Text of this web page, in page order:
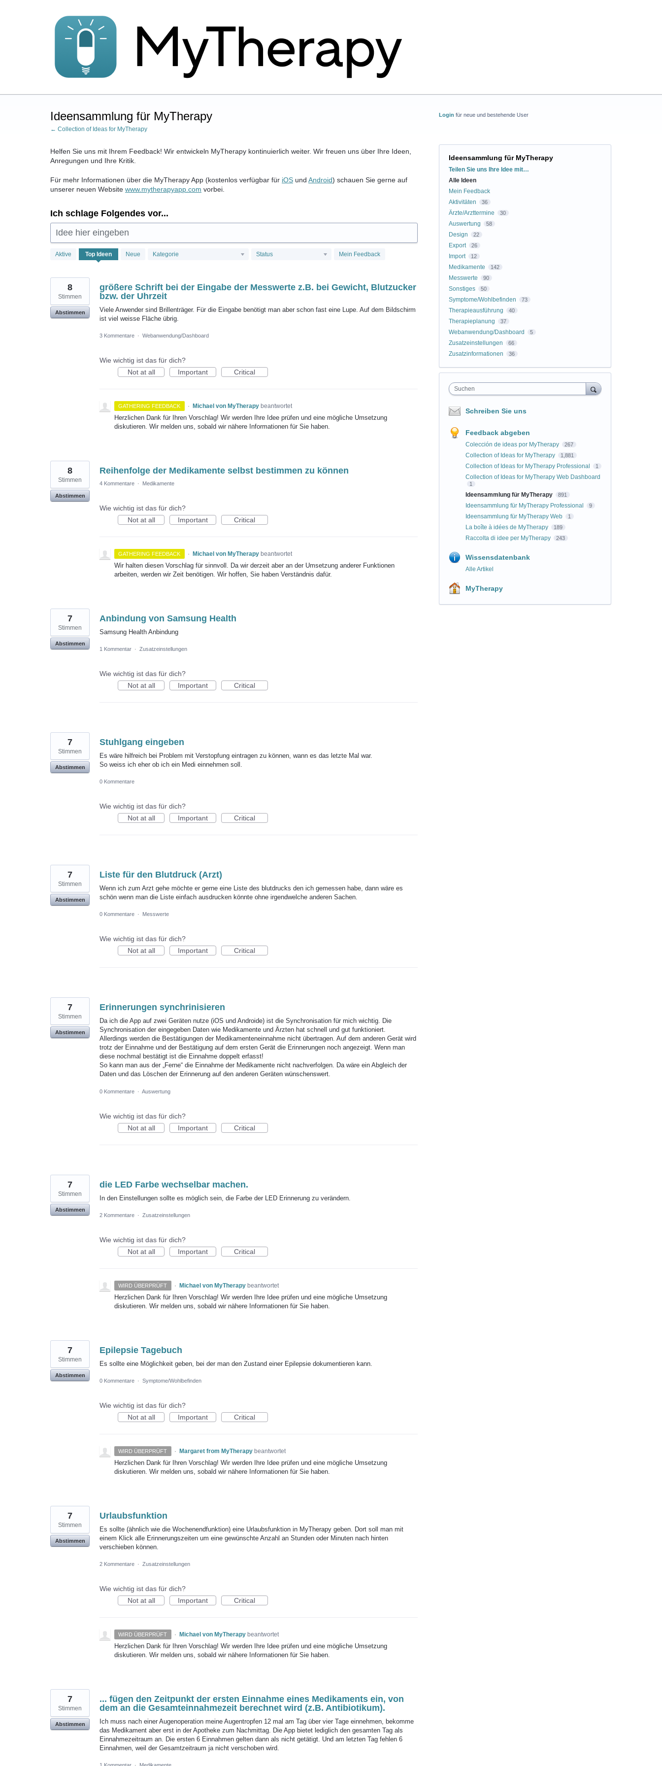
Ideensammlung für MyTherapy
← Collection of Ideas for MyTherapy
Helfen Sie uns mit Ihrem Feedback! Wir entwickeln MyTherapy kontinuierlich weiter. Wir freuen uns über Ihre Ideen,
Anregungen und Ihre Kritik.
Für mehr Informationen über die MyTherapy App (kostenlos verfügbar für iOS und Android) schauen Sie gerne auf
unserer neuen Website www.mytherapyapp.com vorbei.
Ich schlage Folgendes vor...
Idee hier eingeben
Aktive Top Ideen Neue Kategorie Status Mein Feedback
892
gefundene
größere Schrift bei der Eingabe der Messwerte z.B. bei Gewicht, Blutzucker
bzw. der Uhrzeit
Viele Anwender sind Brillenträger. Für die Eingabe benötigt man aber schon fast eine Lupe. Auf dem Bildschirm
ist viel weisse Fläche übrig.
8
Stimmen
Abstimmen
3 Kommentare · Webanwendung/Dashboard
Wie wichtig ist das für dich?
Not at all
Important Critical
GATHERING FEEDBACK · Michael von MyTherapy beantwortet
Herzlichen Dank für Ihren Vorschlag! Wir werden Ihre Idee prüfen und eine mögliche Umsetzung
diskutieren. Wir melden uns, sobald wir nähere Informationen für Sie haben.
Reihenfolge der Medikamente selbst bestimmen zu können
8
Stimmen
Abstimmen
4 Kommentare · Medikamente
Wie wichtig ist das für dich?
Not at all
Important Critical
GATHERING FEEDBACK · Michael von MyTherapy beantwortet
Wir halten diesen Vorschlag für sinnvoll. Da wir derzeit aber an der Umsetzung anderer Funktionen
arbeiten, werden wir Zeit benötigen. Wir hoffen, Sie haben Verständnis dafür.
Anbindung von Samsung Health
Samsung Health Anbindung
7
Stimmen
Abstimmen
1 Kommentar · Zusatzeinstellungen
Wie wichtig ist das für dich?
Not at all
Important Critical
Stuhlgang eingeben
Es wäre hilfreich bei Problem mit Verstopfung eintragen zu können, wann es das letzte Mal war.
So weiss ich eher ob ich ein Medi einnehmen soll.
7
Stimmen
Abstimmen
0 Kommentare
Wie wichtig ist das für dich?
Not at all
Important Critical
Liste für den Blutdruck (Arzt)
Wenn ich zum Arzt gehe möchte er gerne eine Liste des blutdrucks den ich gemessen habe, dann wäre es
schön wenn man die Liste einfach ausdrucken könnte ohne irgendwelche anderen Sachen.
7
Stimmen
Abstimmen
0 Kommentare · Messwerte
Wie wichtig ist das für dich?
Not at all
Important Critical
Erinnerungen synchrinisieren
Da ich die App auf zwei Geräten nutze (iOS und Androide) ist die Synchronisation für mich wichtig. Die
Synchronisation der eingegeben Daten wie Medikamente und Ärzten hat schnell und gut funktioniert.
Allerdings werden die Bestätigungen der Medikamenteneinnahme nicht übertragen. Auf dem anderen Gerät wird
trotz der Einnahme und der Bestätigung auf dem ersten Gerät die Erinnerungen noch angezeigt. Wenn man
diese nochmal bestätigt ist die Einnahme doppelt erfasst!
So kann man aus der „Ferne“ die Einnahme der Medikamente nicht nachverfolgen. Da wäre ein Abgleich der
Daten und das Löschen der Erinnerung auf den anderen Geräten wünschenswert.
7
Stimmen
Abstimmen
0 Kommentare · Auswertung
Wie wichtig ist das für dich?
Not at all
Important Critical
die LED Farbe wechselbar machen.
In den Einstellungen sollte es möglich sein, die Farbe der LED Erinnerung zu verändern.
7
Stimmen
Abstimmen
2 Kommentare · Zusatzeinstellungen
Wie wichtig ist das für dich?
Not at all
Important Critical
WIRD ÜBERPRÜFT · Michael von MyTherapy beantwortet
Herzlichen Dank für Ihren Vorschlag! Wir werden Ihre Idee prüfen und eine mögliche Umsetzung
diskutieren. Wir melden uns, sobald wir nähere Informationen für Sie haben.
Epilepsie Tagebuch
Es sollte eine Möglichkeit geben, bei der man den Zustand einer Epilepsie dokumentieren kann.
7
Stimmen
Abstimmen
0 Kommentare · Symptome/Wohlbefinden
Wie wichtig ist das für dich?
Not at all
Important Critical
WIRD ÜBERPRÜFT · Margaret from MyTherapy beantwortet
Herzlichen Dank für Ihren Vorschlag! Wir werden Ihre Idee prüfen und eine mögliche Umsetzung
diskutieren. Wir melden uns, sobald wir nähere Informationen für Sie haben.
Urlaubsfunktion
Es sollte (ähnlich wie die Wochenendfunktion) eine Urlaubsfunktion in MyTherapy geben. Dort soll man mit
einem Klick alle Erinnerungszeiten um eine gewünschte Anzahl an Stunden oder Minuten nach hinten
verschieben können.
7
Stimmen
Abstimmen
2 Kommentare · Zusatzeinstellungen
Wie wichtig ist das für dich?
Not at all
Important Critical
WIRD ÜBERPRÜFT · Michael von MyTherapy beantwortet
Herzlichen Dank für Ihren Vorschlag! Wir werden Ihre Idee prüfen und eine mögliche Umsetzung
diskutieren. Wir melden uns, sobald wir nähere Informationen für Sie haben.
... fügen den Zeitpunkt der ersten Einnahme eines Medikaments ein, von
dem an die Gesamteinnahmezeit berechnet wird (z.B. Antibiotikum).
Ich muss nach einer Augenoperation meine Augentropfen 12 mal am Tag über vier Tage einnehmen, bekomme
das Medikament aber erst in der Apotheke zum Nachmittag. Die App bietet lediglich den gesamten Tag als
Einnahmezeitraum an. Die ersten 6 Einnahmen gelten dann als nicht getätigt. Und am letzten Tag fehlen 6
Einnahmen, weil der Gesamtzeitraum ja nicht verschoben wird.
7
Stimmen
Abstimmen
Login für neue und bestehende User
Ideensammlung für MyTherapy
Kategorien
Teilen Sie uns Ihre Idee mit…
Alle Ideen
Mein Feedback
Aktivitäten
36
Ärzte/Arzttermine 30
Auswertung 58
Design 22
Export 26
Import 12
Medikamente 142
Messwerte 90
Sonstiges 50
Symptome/Wohlbefinden 73
Therapieausführung 40
Therapieplanung 37
Webanwendung/Dashboard 5
Zusatzeinstellungen 66
Zusatzinformationen 36
Suchen
Schreiben Sie uns
Feedback abgeben
Colección de ideas por MyTherapy 267
Collection of Ideas for MyTherapy 1,881
Collection of Ideas for MyTherapy Professional 1
Collection of Ideas for MyTherapy Web Dashboard
1
Ideensammlung für MyTherapy 891
Ideensammlung für MyTherapy Professional 9
Ideensammlung für MyTherapy Web 1
La boîte à idées de MyTherapy 189
Raccolta di idee per MyTherapy 243
Wissensdatenbank
Alle Artikel
MyTherapy